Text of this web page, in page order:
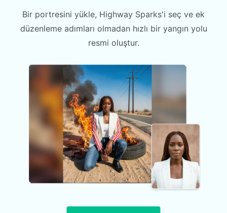
Bir portresini yükle, Highway Sparks'i seç ve ek
düzenleme adımları olmadan hızlı bir yangın yolu
resmi oluştur.